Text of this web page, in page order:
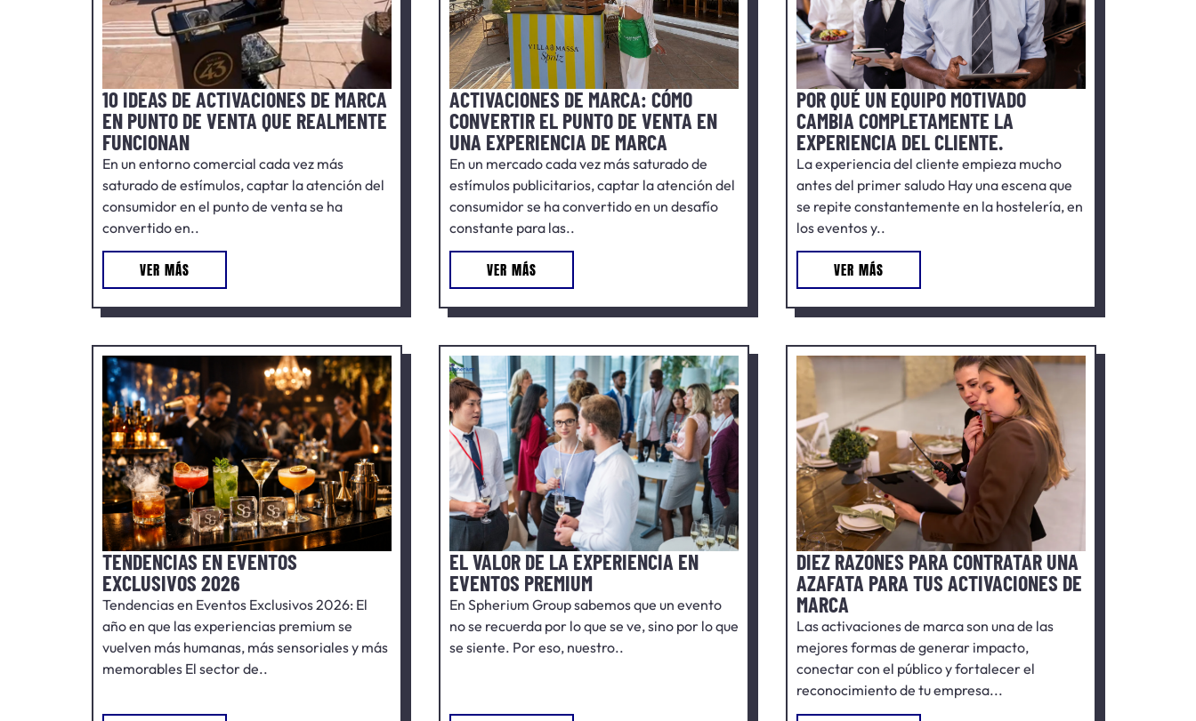
10 IDEAS DE ACTIVACIONES DE MARCA
EN PUNTO DE VENTA QUE REALMENTE
FUNCIONAN
En un entorno comercial cada vez más
saturado de estímulos, captar la atención del
consumidor en el punto de venta se ha
convertido en..
VER MÁS
ACTIVACIONES DE MARCA: CÓMO
CONVERTIR EL PUNTO DE VENTA EN
UNA EXPERIENCIA DE MARCA
En un mercado cada vez más saturado de
estímulos publicitarios, captar la atención del
consumidor se ha convertido en un desafío
constante para las..
VER MÁS
POR QUÉ UN EQUIPO MOTIVADO
CAMBIA COMPLETAMENTE LA
EXPERIENCIA DEL CLIENTE.
La experiencia del cliente empieza mucho
antes del primer saludo Hay una escena que
se repite constantemente en la hostelería, en
los eventos y..
VER MÁS
TENDENCIAS EN EVENTOS
EXCLUSIVOS 2026
Tendencias en Eventos Exclusivos 2026: El
año en que las experiencias premium se
vuelven más humanas, más sensoriales y más
memorables El sector de..
EL VALOR DE LA EXPERIENCIA EN
EVENTOS PREMIUM
En Spherium Group sabemos que un evento
no se recuerda por lo que se ve, sino por lo que
se siente. Por eso, nuestro..
DIEZ RAZONES PARA CONTRATAR UNA
AZAFATA PARA TUS ACTIVACIONES DE
MARCA
Las activaciones de marca son una de las
mejores formas de generar impacto,
conectar con el público y fortalecer el
reconocimiento de tu empresa...